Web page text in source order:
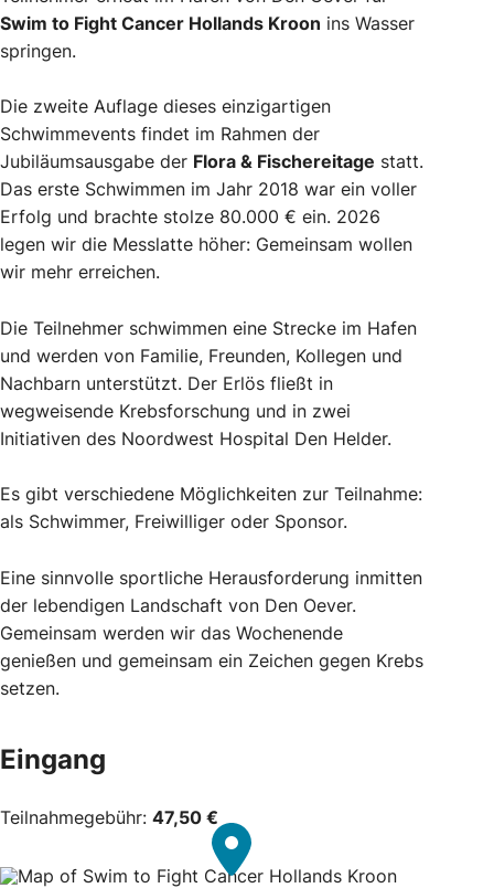
Swim to Fight Cancer Hollands Kroon ins Wasser
springen.
Die zweite Auflage dieses einzigartigen
Schwimmevents findet im Rahmen der
Jubiläumsausgabe der Flora & Fischereitage statt.
Das erste Schwimmen im Jahr 2018 war ein voller
Erfolg und brachte stolze 80.000 € ein. 2026
legen wir die Messlatte höher: Gemeinsam wollen
wir mehr erreichen.
Die Teilnehmer schwimmen eine Strecke im Hafen
und werden von Familie, Freunden, Kollegen und
Nachbarn unterstützt. Der Erlös fließt in
wegweisende Krebsforschung und in zwei
Initiativen des Noordwest Hospital Den Helder.
Es gibt verschiedene Möglichkeiten zur Teilnahme:
als Schwimmer, Freiwilliger oder Sponsor.
Eine sinnvolle sportliche Herausforderung inmitten
der lebendigen Landschaft von Den Oever.
Gemeinsam werden wir das Wochenende
genießen und gemeinsam ein Zeichen gegen Krebs
setzen.
Eingang
Teilnahmegebühr: 47,50 €